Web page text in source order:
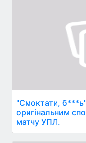
"Смоктати,
оригінальним
матчу УПЛ.